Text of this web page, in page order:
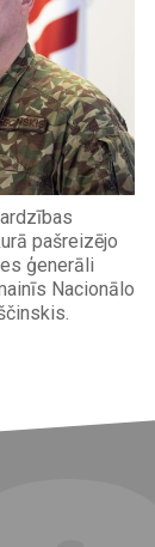
pašreizējo
ģenerāli
Nacionālo